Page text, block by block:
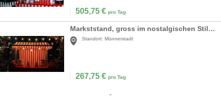
505,75 € pro Tag
Markststand, gross im nostalgischen Stil Weihnachtsmarkt inkl. 19% MwSt.
Standort: Münnerstadt
267,75 € pro Tag